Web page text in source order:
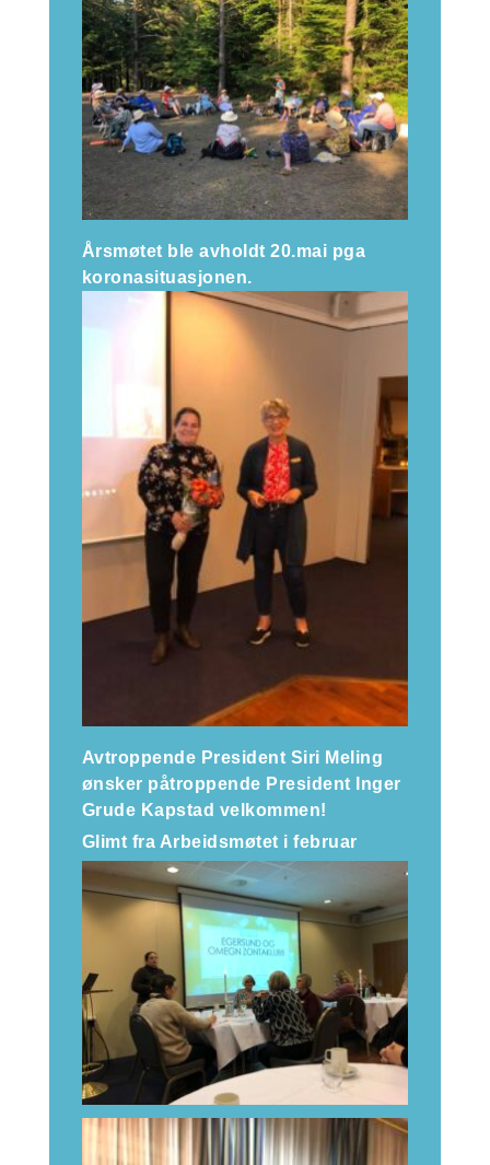
Årsmøtet ble avholdt 20.mai pga
koronasituasjonen.
Avtroppende President Siri Meling
ønsker påtroppende President Inger
Grude Kapstad velkommen!
Glimt fra Arbeidsmøtet i februar